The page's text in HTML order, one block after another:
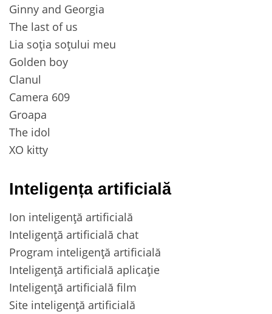
Ginny and Georgia
The last of us
Lia soția soțului meu
Golden boy
Clanul
Camera 609
Groapa
The idol
XO kitty
Inteligența artificială
Ion inteligență artificială
Inteligență artificială chat
Program inteligență artificială
Inteligență artificială aplicație
Inteligență artificială film
Site inteligență artificială